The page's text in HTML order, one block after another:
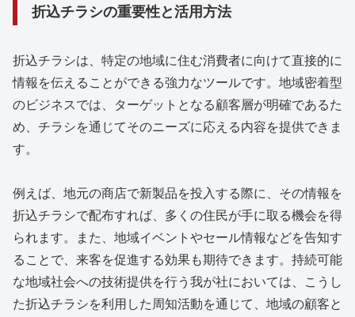
折込チラシの重要性と活用方法
折込チラシは、特定の地域に住む消費者に向けて直接的に
情報を伝えることができる強力なツールです。地域密着型
のビジネスでは、ターゲットとなる顧客層が明確であるた
め、チラシを通じてそのニーズに応える内容を提供できま
す。
例えば、地元の商店で新製品を投入する際に、その情報を
折込チラシで配布すれば、多くの住民が手に取る機会を得
られます。また、地域イベントやセール情報などを告知す
ることで、来客を促進する効果も期待できます。持続可能
な地域社会への技術提供を行う我が社においては、こうし
た折込チラシを利用した周知活動を通じて、地域の顧客と